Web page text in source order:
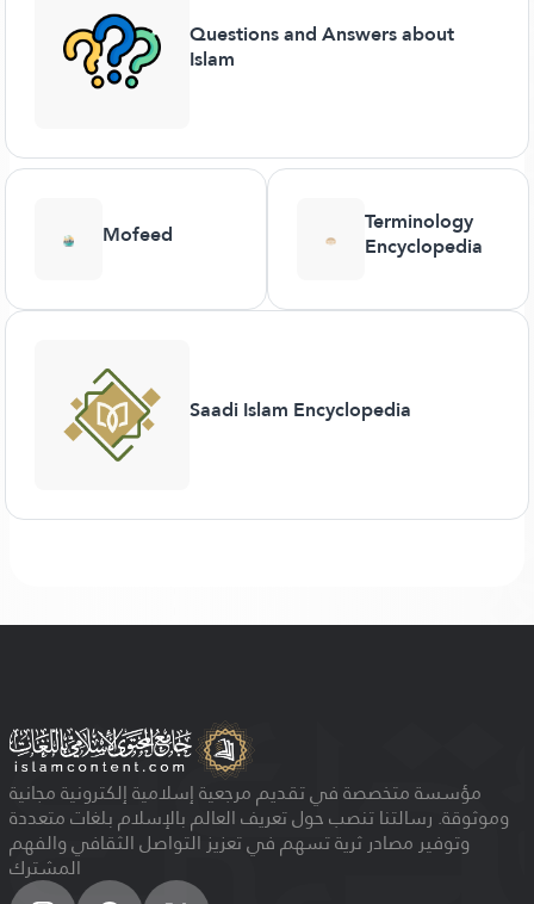
Questions and Answers about
Islam
Mofeed Terminology
Encyclopedia
Saadi Islam Encyclopedia
مؤسسة متخصصة في تقديم مرجعية إسلامية إلكترونية مجانية
وموثوقة. رسالتنا تنصب حول تعريف العالم بالإسلام بلغات متعددة
وتوفير مصادر ثرية تسهم في تعزيز التواصل الثقافي والفهم
المشترك